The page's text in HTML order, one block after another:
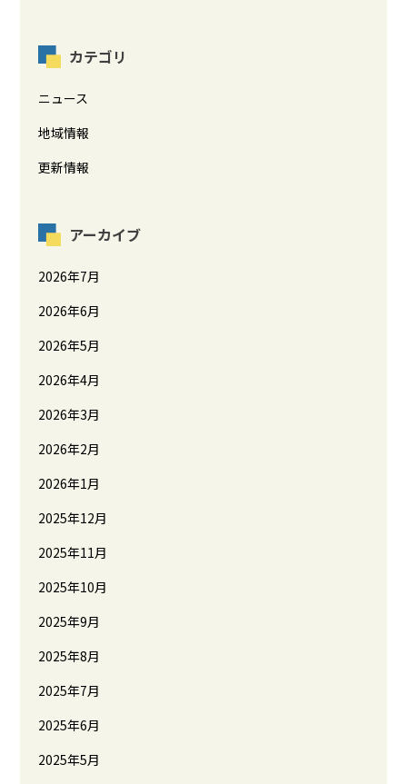
カテゴリ
ニュース
地域情報
更新情報
アーカイブ
2026年7月
2026年6月
2026年5月
2026年4月
2026年3月
2026年2月
2026年1月
2025年12月
2025年11月
2025年10月
2025年9月
2025年8月
2025年7月
2025年6月
2025年5月